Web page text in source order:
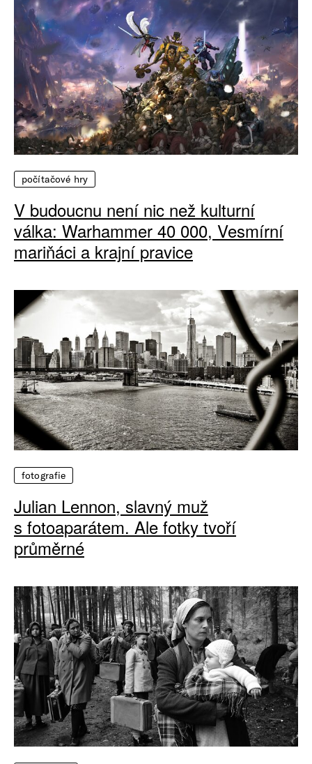
počítačové hry
V budoucnu není nic než kulturní
válka: Warhammer 40 000, Vesmírní
mariňáci a krajní pravice
fotografie
Julian Lennon, slavný muž
s fotoaparátem. Ale fotky tvoří
průměrné